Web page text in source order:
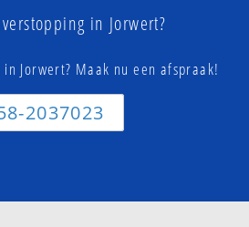
in Jorwert?
Jorwert? Maak nu een afspraak!
2037023